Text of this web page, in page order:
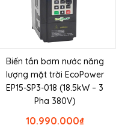
Biến tần bơm nước năng
lượng mặt trời EcoPower
EP15-SP3-018 (18.5kW – 3
Pha 380V)
₫
10.990.000